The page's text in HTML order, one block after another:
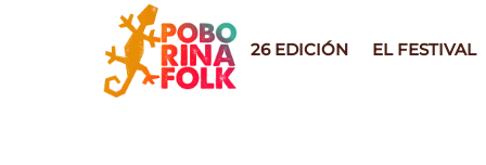
26 EDICIÓN EL FESTIVAL